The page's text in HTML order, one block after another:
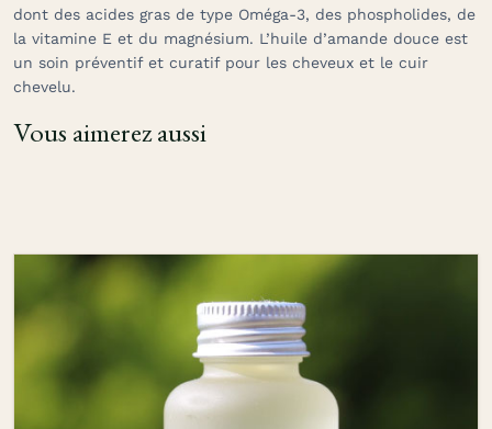
dont des acides gras de type Oméga-3, des phospholides, de
la vitamine E et du magnésium. L’huile d’amande douce est
un soin préventif et curatif pour les cheveux et le cuir
chevelu.
Vous aimerez aussi